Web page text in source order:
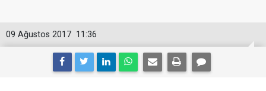
11:36
09 Ağustos 2017